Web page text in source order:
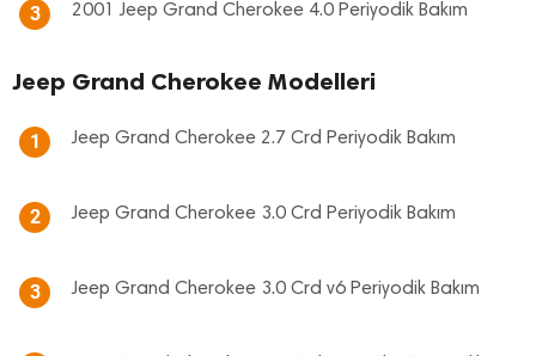
3 2001 Jeep Grand Cherokee 4.0 Periyodik Bakım
Jeep Grand Cherokee Modelleri
1 Jeep Grand Cherokee 2.7 Crd Periyodik Bakım
2 Jeep Grand Cherokee 3.0 Crd Periyodik Bakım
3 Jeep Grand Cherokee 3.0 Crd v6 Periyodik Bakım